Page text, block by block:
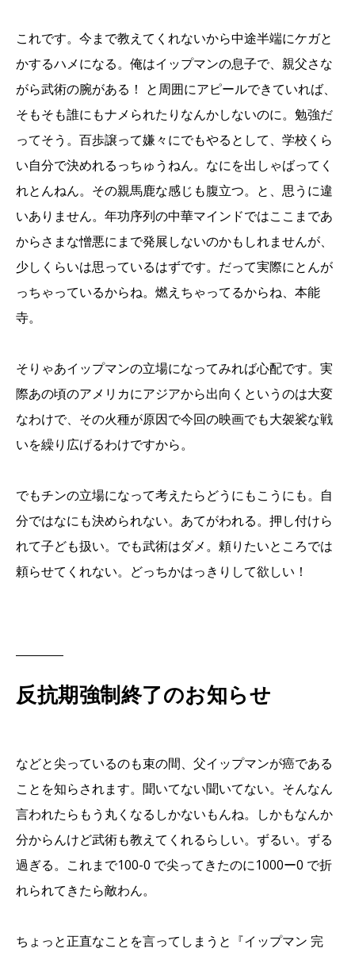
これです。今まで教えてくれないから中途半端にケガと
かするハメになる。俺はイップマンの息子で、親父さな
がら武術の腕がある！ と周囲にアピールできていれば、
そもそも誰にもナメられたりなんかしないのに。勉強だ
ってそう。百歩譲って嫌々にでもやるとして、学校くら
い自分で決めれるっちゅうねん。なにを出しゃばってく
れとんねん。その親馬鹿な感じも腹立つ。と、思うに違
いありません。年功序列の中華マインドではここまであ
からさまな憎悪にまで発展しないのかもしれませんが、
少しくらいは思っているはずです。だって実際にとんが
っちゃっているからね。燃えちゃってるからね、本能
寺。
そりゃあイップマンの立場になってみれば心配です。実
際あの頃のアメリカにアジアから出向くというのは大変
なわけで、その火種が原因で今回の映画でも大袈裟な戦
いを繰り広げるわけですから。
でもチンの立場になって考えたらどうにもこうにも。自
分ではなにも決められない。あてがわれる。押し付けら
れて子ども扱い。でも武術はダメ。頼りたいところでは
頼らせてくれない。どっちかはっきりして欲しい！
反抗期強制終了のお知らせ
などと尖っているのも束の間、父イップマンが癌である
ことを知らされます。聞いてない聞いてない。そんなん
言われたらもう丸くなるしかないもんね。しかもなんか
分からんけど武術も教えてくれるらしい。ずるい。ずる
過ぎる。これまで100-0 で尖ってきたのに1000ー0 で折
れられてきたら敵わん。
ちょっと正直なことを言ってしまうと『イップマン 完